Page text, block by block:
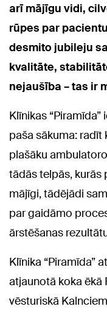
arī mājīgu vidi,
rūpes par
desmito jubileju
kvalitāte,
nejaušība – tas ir
Klīnikas
paša sākuma: radīt
plašāku
tādās telpās, kurās
mājīgi, tādējādi
par gaidāmo
ārstēšanas
Klīnika “Piramīda”
atjaunotā koka ēkā
vēsturiskā